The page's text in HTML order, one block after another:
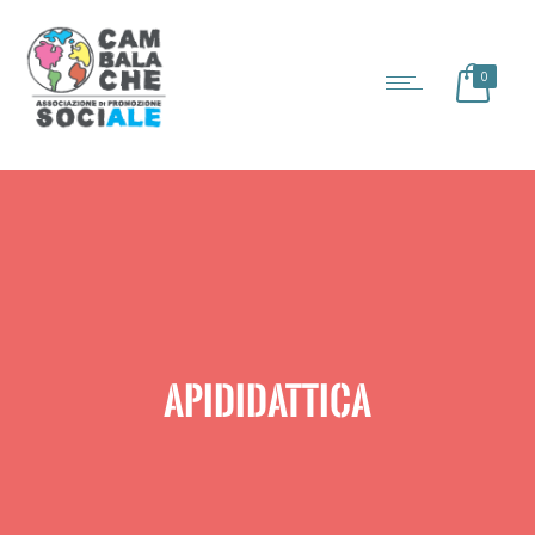
0
APIDIDATTICA